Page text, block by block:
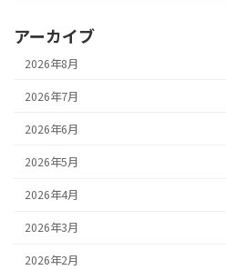
アーカイブ
2026年8月
2026年7月
2026年6月
2026年5月
2026年4月
2026年3月
2026年2月